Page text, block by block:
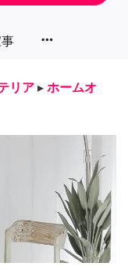
more_horiz
リア ▸ ホームオ